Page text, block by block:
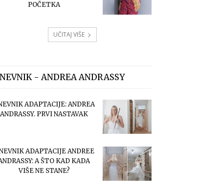
POČETKA
UČITAJ VIŠE
- ANDREA ANDRASSY
ADAPTACIJE: ANDREA
ANDRASSY. PRVI NASTAVAK
ADAPTACIJE ANDREE
A ŠTO KAD KADA
VIŠE NE STANE?